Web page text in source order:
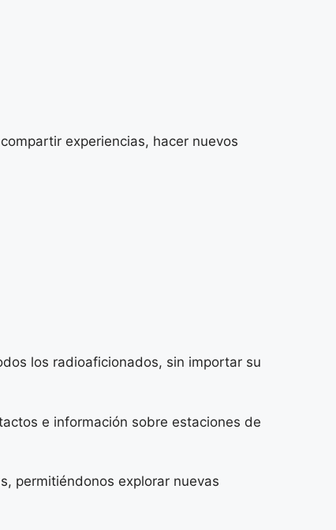
experiencias, hacer nuevos
los radioaficionados, sin importar su
e información sobre estaciones de
permitiéndonos explorar nuevas